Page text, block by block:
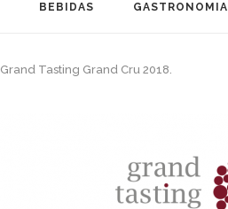
BEBIDAS GASTRONOMIA
Grand Tasting Grand Cru 2018.